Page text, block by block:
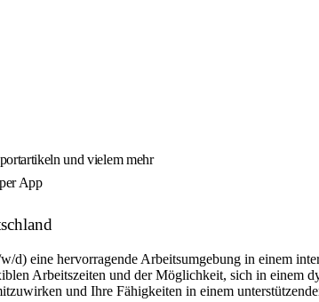
und vielem mehr
App
d) eine hervorragende Arbeitsumgebung in einem
Arbeitszeiten und der Möglichkeit, sich in einem
und Ihre Fähigkeiten in einem